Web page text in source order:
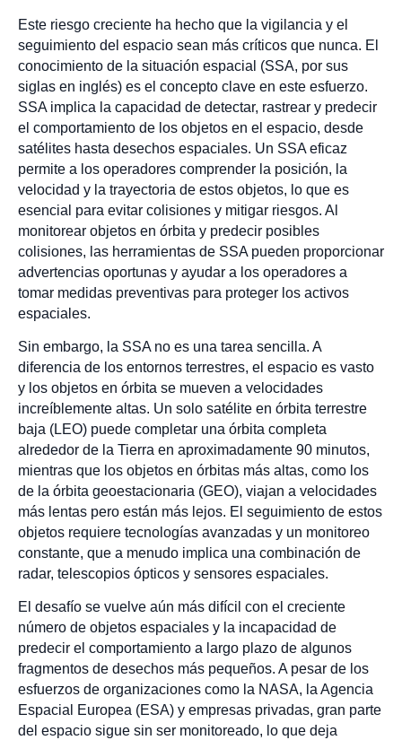
Este riesgo creciente ha hecho que la vigilancia y el
seguimiento del espacio sean más críticos que nunca. El
conocimiento de la situación espacial (SSA, por sus
siglas en inglés) es el concepto clave en este esfuerzo.
SSA implica la capacidad de detectar, rastrear y predecir
el comportamiento de los objetos en el espacio, desde
satélites hasta desechos espaciales. Un SSA eficaz
permite a los operadores comprender la posición, la
velocidad y la trayectoria de estos objetos, lo que es
esencial para evitar colisiones y mitigar riesgos. Al
monitorear objetos en órbita y predecir posibles
colisiones, las herramientas de SSA pueden proporcionar
advertencias oportunas y ayudar a los operadores a
tomar medidas preventivas para proteger los activos
espaciales.
Sin embargo, la SSA no es una tarea sencilla. A
diferencia de los entornos terrestres, el espacio es vasto
y los objetos en órbita se mueven a velocidades
increíblemente altas. Un solo satélite en órbita terrestre
baja (LEO) puede completar una órbita completa
alrededor de la Tierra en aproximadamente 90 minutos,
mientras que los objetos en órbitas más altas, como los
de la órbita geoestacionaria (GEO), viajan a velocidades
más lentas pero están más lejos. El seguimiento de estos
objetos requiere tecnologías avanzadas y un monitoreo
constante, que a menudo implica una combinación de
radar, telescopios ópticos y sensores espaciales.
El desafío se vuelve aún más difícil con el creciente
número de objetos espaciales y la incapacidad de
predecir el comportamiento a largo plazo de algunos
fragmentos de desechos más pequeños. A pesar de los
esfuerzos de organizaciones como la NASA, la Agencia
Espacial Europea (ESA) y empresas privadas, gran parte
del espacio sigue sin ser monitoreado, lo que deja